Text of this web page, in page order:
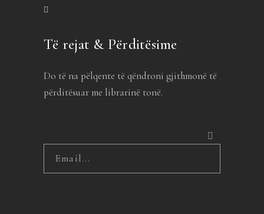
Të rejat & Përditësime
Do të na pëlqente të qëndroni gjithmonë të
përditësuar me librarinë tonë.